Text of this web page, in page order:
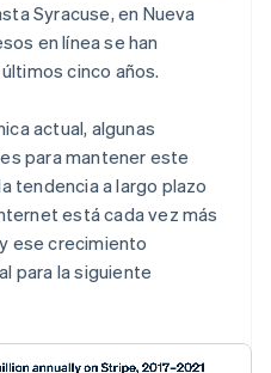
construyendo la
Syracuse, en Nueva
en línea se han
cinco años.
actual, algunas
para mantener este
tendencia a largo plazo
está cada vez más
ese crecimiento
para la siguiente